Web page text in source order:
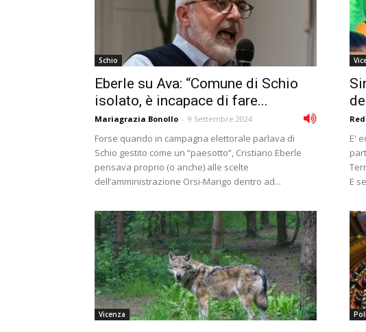
Schio
Eberle su Ava: “Comune di Schio
isolato, è incapace di fare...
Mariagrazia Bonollo - 9 Settembre 2024
Forse quando in campagna elettorale parlava di
Schio gestito come un “paesotto”, Cristiano Eberle
pensava proprio (o anche) alle scelte
dell’amministrazione Orsi-Marigo dentro ad...
E'
E
Vicenza